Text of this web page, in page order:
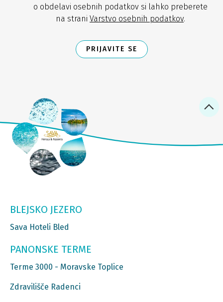
o obdelavi osebnih podatkov si lahko preberete
na strani Varstvo osebnih podatkov.
PRIJAVITE SE
BLEJSKO JEZERO
Sava Hoteli Bled
PANONSKE TERME
Terme 3000 - Moravske Toplice
Zdravilišče Radenci